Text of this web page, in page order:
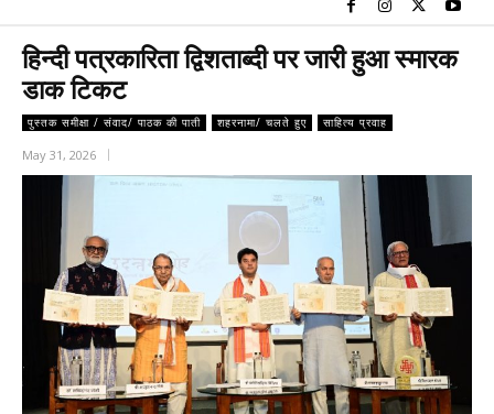
हिन्दी पत्रकारिता द्विशताब्दी पर जारी हुआ स्मारक
डाक टिकट
पुस्तक समीक्षा / संवाद/ पाठक की पाती शहरनामा/ चलते हुए साहित्य प्रवाह
May 31, 2026